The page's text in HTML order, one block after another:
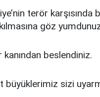
terör karşısında
göz
beslendiniz.
büyüklerimiz sizi